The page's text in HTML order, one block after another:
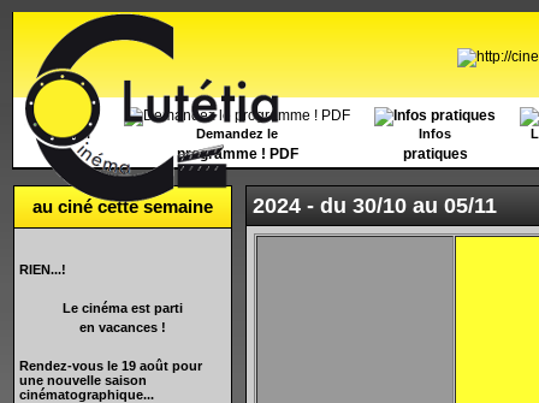
Accueil Demandez le
programme ! PDF
Infos
pratiques
au ciné cette semaine
RIEN...!
Le cinéma est parti
en vacances !
Rendez-vous le 19 août pour
une nouvelle saison
cinématographique...
2024 - du 30/10 au 05/11